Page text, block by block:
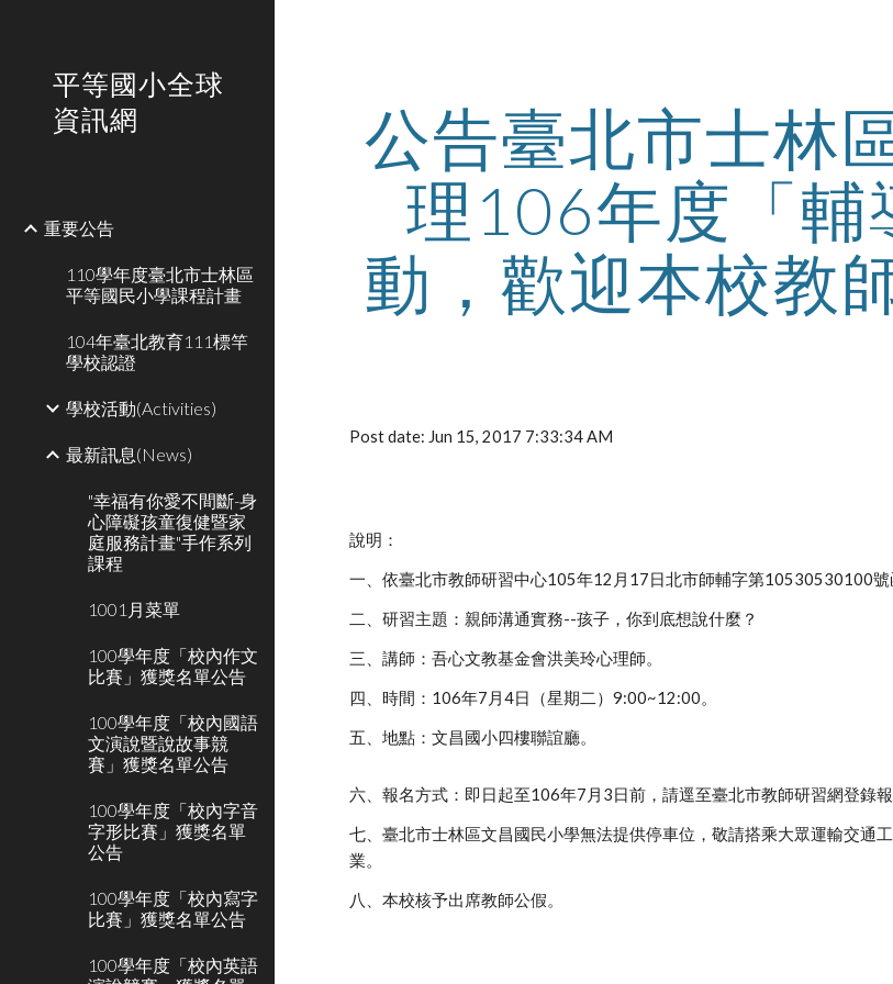
平等國小全球
資訊網
重要公告
110學年度臺北市士林區
平等國民小學課程計畫
104年臺北教育111標竿
學校認證
學校活動(Activities)
最新訊息(News)
"幸福有你愛不間斷-身
心障礙孩童復健暨家
庭服務計畫"手作系列
課程
1001月菜單
100學年度「校內作文
比賽」獲獎名單公告
100學年度「校內國語
文演說暨說故事競
賽」獲獎名單公告
100學年度「校內字音
字形比賽」獲獎名單
公告
100學年度「校內寫字
比賽」獲獎名單公告
100學年度「校內英語
公告臺北市士林
理106年度「輔
動，歡迎本校教
Post date: Jun 15, 2017 7:33:34 AM
說明：
一、依臺北市教師研習中心105年12月17日北市師輔字第10530530100號
二、研習主題：親師溝通實務--孩子，你到底想說什麼？
三、講師：吾心文教基金會洪美玲心理師。
四、時間：106年7月4日（星期二）9:00~12:00。
五、地點：文昌國小四樓聯誼廳。
六、報名方式：即日起至106年7月3日前，請逕至臺北市教師研習網登錄
七、臺北市士林區文昌國民小學無法提供停車位，敬請搭乘大眾運輸交通
業。
八、本校核予出席教師公假。